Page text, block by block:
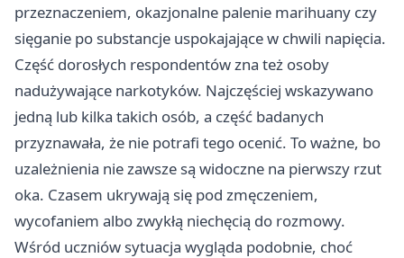
przeznaczeniem, okazjonalne palenie marihuany czy
sięganie po substancje uspokajające w chwili napięcia.
Część dorosłych respondentów zna też osoby
nadużywające narkotyków. Najczęściej wskazywano
jedną lub kilka takich osób, a część badanych
przyznawała, że nie potrafi tego ocenić. To ważne, bo
uzależnienia nie zawsze są widoczne na pierwszy rzut
oka. Czasem ukrywają się pod zmęczeniem,
wycofaniem albo zwykłą niechęcią do rozmowy.
Wśród uczniów sytuacja wygląda podobnie, choć